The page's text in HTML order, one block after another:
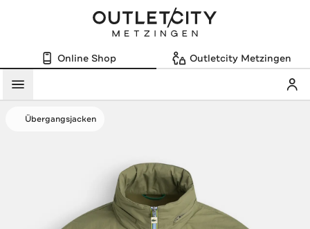
Online Shop Outletcity Metzingen
Menü
Übergangsjacken